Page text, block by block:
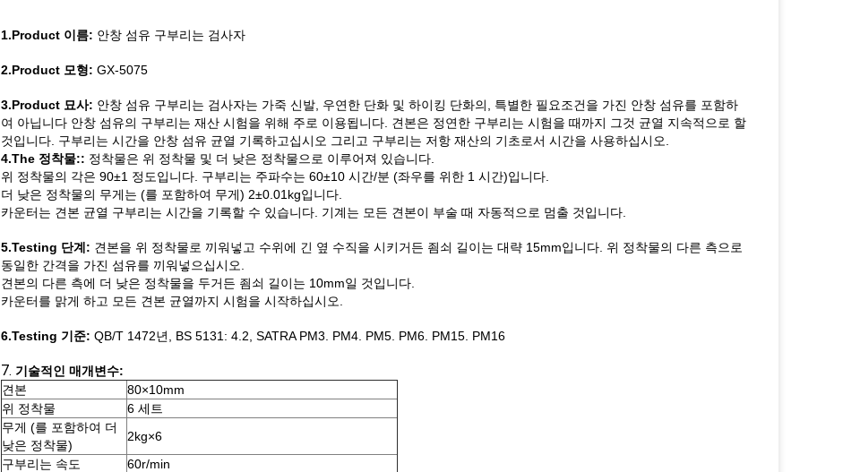
1.Product 이름: 안창 섬유 구부리는 검사자
2.Product 모형: GX-5075
3.Product 묘사: 안창 섬유 구부리는 검사자는 가죽 신발, 우연한 단화 및 하이킹 단화의, 특별한 필요조건을 가진 안창 섬유를 포함하
여 아닙니다 안창 섬유의 구부리는 재산 시험을 위해 주로 이용됩니다. 견본은 정연한 구부리는 시험을 때까지 그것 균열 지속적으로 할
것입니다. 구부리는 시간을 안창 섬유 균열 기록하고십시오 그리고 구부리는 저항 재산의 기초로서 시간을 사용하십시오.
4.The 정착물:: 정착물은 위 정착물 및 더 낮은 정착물으로 이루어져 있습니다.
위 정착물의 각은 90±1 정도입니다. 구부리는 주파수는 60±10 시간/분 (좌우를 위한 1 시간)입니다.
더 낮은 정착물의 무게는 (를 포함하여 무게) 2±0.01kg입니다.
카운터는 견본 균열 구부리는 시간을 기록할 수 있습니다. 기계는 모든 견본이 부술 때 자동적으로 멈출 것입니다.
5.Testing 단계: 견본을 위 정착물로 끼워넣고 수위에 긴 옆 수직을 시키거든 죔쇠 길이는 대략 15mm입니다. 위 정착물의 다른 측으로
동일한 간격을 가진 섬유를 끼워넣으십시오.
견본의 다른 측에 더 낮은 정착물을 두거든 죔쇠 길이는 10mm일 것입니다.
카운터를 맑게 하고 모든 견본 균열까지 시험을 시작하십시오.
6.Testing 기준: QB/T 1472년, BS 5131: 4.2, SATRA PM3. PM4. PM5. PM6. PM15. PM16
7. 기술적인 매개변수:
견본
80×10mm
위 정착물
6 세트
무게 (를 포함하여 더
낮은 정착물)
2kg×6
구부리는 속도
60r/min